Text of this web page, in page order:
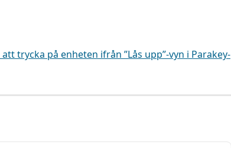
trycka på enheten ifrån ”Lås upp”-vyn i Parakey-